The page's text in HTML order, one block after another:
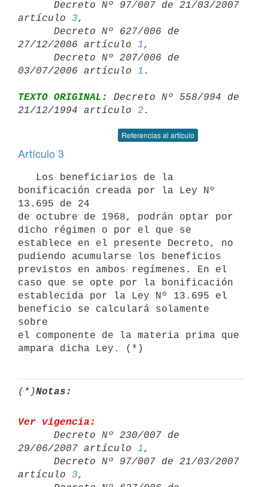
artículo 3,
27/12/2006 artículo 1 ,
03/07/2006 artículo 1
TEXTO ORIGINAL:
Decreto Nº 558/994 de
21/12/1994 artículo 2
Referencias al artículo
Artículo 3
bonificación creada por la Ley Nº
13.695 de 24
de octubre de 1968, podrán optar por
dicho régimen o por el que se
establece en el presente Decreto, no
pudiendo acumularse los beneficios
previstos en ambos regímenes. En el
caso que se opte por la bonificación
establecida por la Ley Nº 13.695 el
beneficio se calculará solamente
sobre
el componente de la materia prima que
(*)Notas:
Ver vigencia:
29/06/2007 artículo 1 ,
artículo 3,